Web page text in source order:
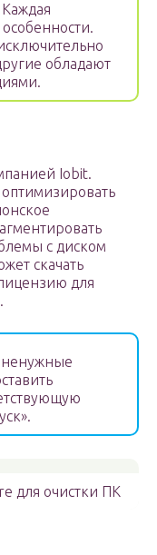
Каждая
обладают
Iobit.
с диском
скачать
для
ненужные
для очистки ПК